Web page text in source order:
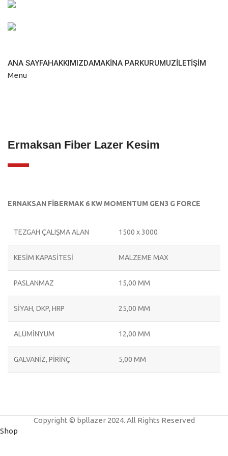
ANA SAYFAHAKKIMIZDAMAKINA PARKURUMUZİLETIŞIM
Menu
Ermaksan Fiber Lazer Kesim
ERNAKSAN FİBERMAK 6 KW MOMENTUM GEN3 G FORCE
TEZGAH ÇALIŞMA ALAN 1500 x 3000
KESİM KAPASİTESİ MALZEME MAX
PASLANMAZ 15,00 MM
SİYAH, DKP, HRP 25,00 MM
ALÜMİNYUM 12,00 MM
GALVANİZ, PİRİNÇ 5,00 MM
Copyright © bpllazer 2024. All Rights Reserved
Shop